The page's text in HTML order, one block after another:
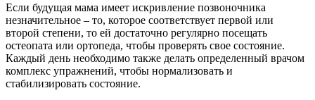
Если будущая мама имеет искривление позвоночника
незначительное – то, которое соответствует первой или
второй степени, то ей достаточно регулярно посещать
остеопата или ортопеда, чтобы проверять свое состояние.
Каждый день необходимо также делать определенный врачом
комплекс упражнений, чтобы нормализовать и
стабилизировать состояние.